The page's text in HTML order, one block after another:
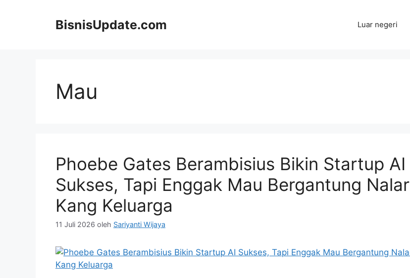
BisnisUpdate.com Luar negeri
Mau
Phoebe Gates Berambisius Bikin Startup AI
Sukses, Tapi Enggak Mau Bergantung Nalar
Kang Keluarga
11 Juli 2026 oleh Sariyanti Wijaya